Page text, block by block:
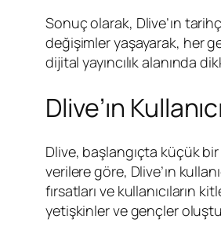
Sonuç olarak, Dlive’ın
değişimler yaşayarak, her
dijital yayıncılık alanında
Dlive’ın
Dlive, başlangıçta küçük
verilere göre, Dlive’ın
fırsatları ve kullanıcıların
yetişkinler ve gençler